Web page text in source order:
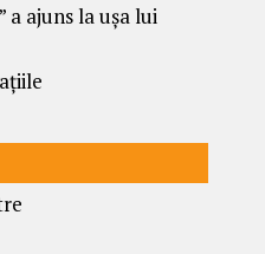
a ajuns la ușa lui